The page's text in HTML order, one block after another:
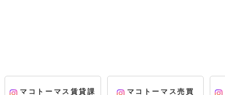
マコトーマス賃貸課 マコトーマス売買